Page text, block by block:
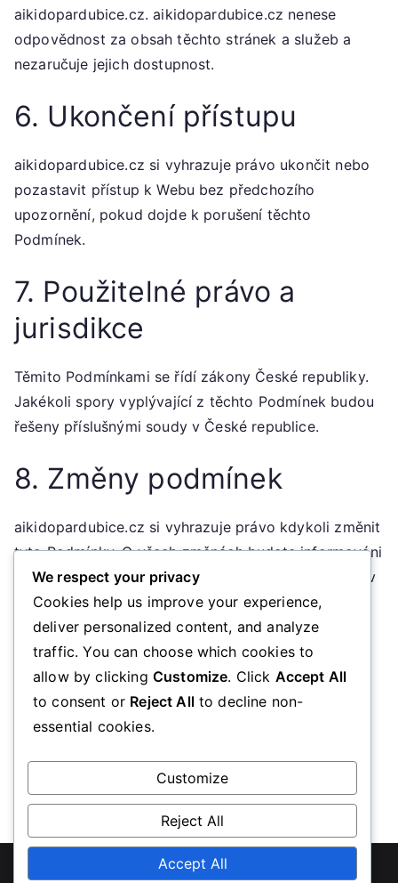
aikidopardubice.cz. aikidopardubice.cz nenese
odpovědnost za obsah těchto stránek a služeb a
nezaručuje jejich dostupnost.
6. Ukončení přístupu
aikidopardubice.cz si vyhrazuje právo ukončit nebo
pozastavit přístup k Webu bez předchozího
upozornění, pokud dojde k porušení těchto
Podmínek.
7. Použitelné právo a
jurisdikce
Těmito Podmínkami se řídí zákony České republiky.
Jakékoli spory vyplývající z těchto Podmínek budou
řešeny příslušnými soudy v České republice.
8. Změny podmínek
aikidopardubice.cz si vyhrazuje právo kdykoli změnit
tyto Podmínky. O všech změnách budete informováni
prostřednictvím oznámení na Webu. Pokračováním v
používání Webu po provedení změn souhlasíte s
novými Podmínkami.
9. Kontaktní informace
Pokud máte jakékoli dotazy ohledně těchto
legal@aikidopardubice.cz
aikidopardubice.cz
We respect your privacy
Cookies help us improve your experience,
deliver personalized content, and analyze
traffic. You can choose which cookies to
allow by clicking Customize. Click Accept All
to consent or Reject Allto decline non-
essential cookies.
Customize
Reject All
Accept All